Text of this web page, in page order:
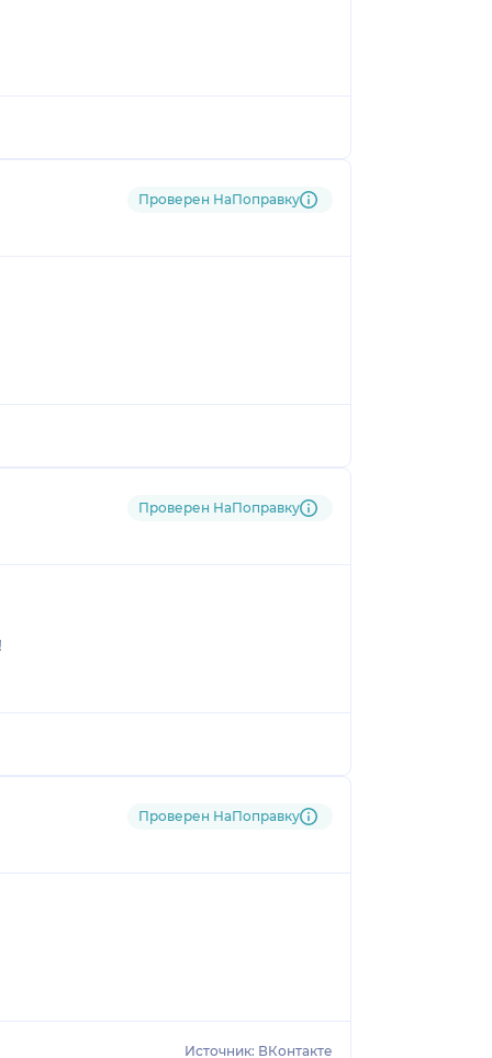
Проверен НаПоправку
Проверен НаПоправку
Проверен НаПоправку
Источник: ВКонтакте